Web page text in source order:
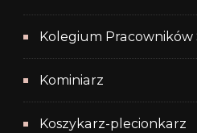
Kolegium Pracowników
Kominiarz
Koszykarz-plecionkarz